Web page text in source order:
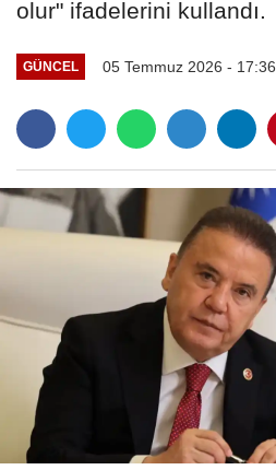
olur" ifadelerini kullandı.
GÜNCEL 05 Temmuz 2026 - 17:36